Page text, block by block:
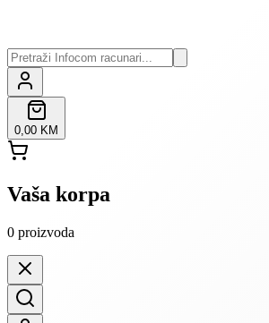
0,00 KM
Vaša korpa
0 proizvoda